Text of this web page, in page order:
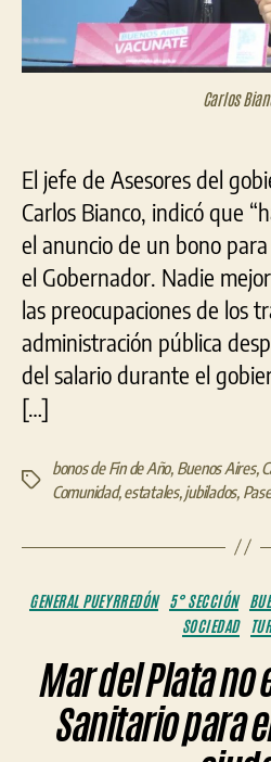
Carlos
El jefe de Asesores del
Carlos Bianco, indicó que
el anuncio de un bono
el Gobernador. Nadie
las preocupaciones de los
administración pública
del salario durante el
[…]
Etiquetas
bonos de Fin de Año, Buenos Aires,
Comunidad,estatales,jubilados,
GENERAL PUEYRREDÓN 5° SECCIÓN
SOCIEDAD
Mar del Plata no
Sanitario para